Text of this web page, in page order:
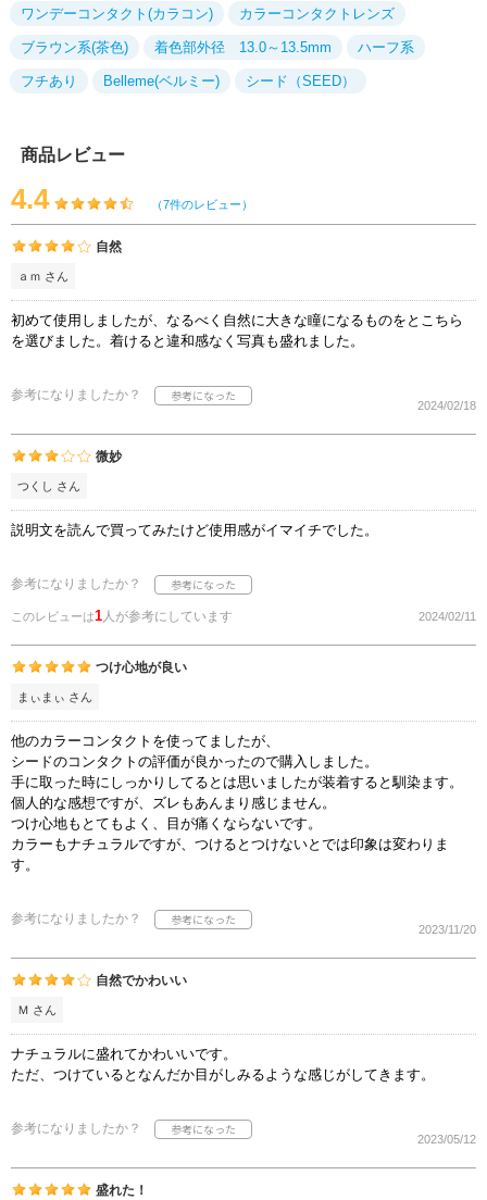
ワンデーコンタクト(カラコン) カラーコンタクトレンズ
ブラウン系(茶色) 着色部外径 13.0～13.5mm ハーフ系
フチあり Belleme(ベルミー) シード（SEED）
商品レビュー
4.4 （7件のレビュー）
自然
ａｍ さん
初めて使用しましたが、なるべく自然に大きな瞳になるものをとこちら
を選びました。着けると違和感なく写真も盛れました。
参考になりましたか？
2024/02/18
微妙
つくし さん
説明文を読んで買ってみたけど使用感がイマイチでした。
参考になりましたか？
このレビューは1人が参考にしています 2024/02/11
つけ心地が良い
まぃまぃ さん
他のカラーコンタクトを使ってましたが、
シードのコンタクトの評価が良かったので購入しました。
手に取った時にしっかりしてるとは思いましたが装着すると馴染ます。
個人的な感想ですが、ズレもあんまり感じません。
つけ心地もとてもよく、目が痛くならないです。
カラーもナチュラルですが、つけるとつけないとでは印象は変わりま
す。
参考になりましたか？
2023/11/20
自然でかわいい
Ｍ さん
ナチュラルに盛れてかわいいです。
ただ、つけているとなんだか目がしみるような感じがしてきます。
参考になりましたか？
2023/05/12
盛れた！